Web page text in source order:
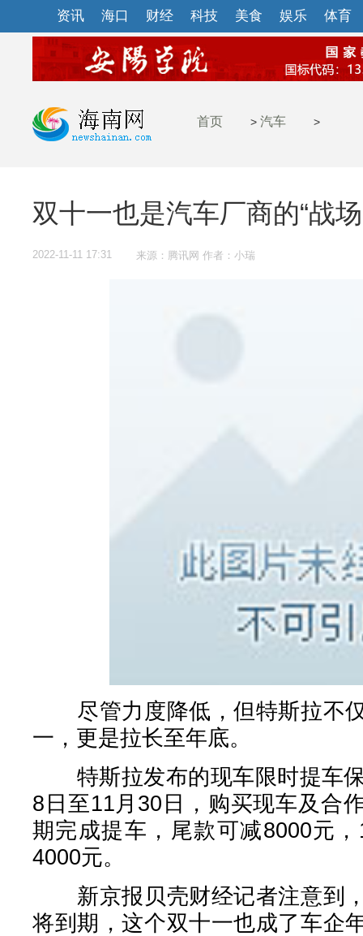
资讯 海口 财经 科技 美食 娱乐 体育
首页 > 汽车 >
双十一也是汽车厂商的“战场
2022-11-11 17:31 来源：腾讯网 作者：小瑞
尽管力度降低，但特斯拉不
一，更是拉长至年底。
特斯拉发布的现车限时提车保
8日至11月30日，购买现车及合
期完成提车，尾款可减8000元
4000元。
新京报贝壳财经记者注意到
将到期，这个双十一也成了车企